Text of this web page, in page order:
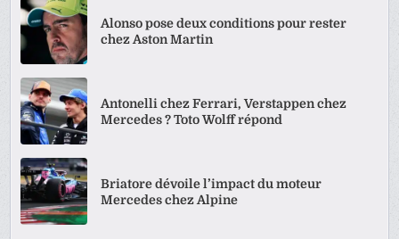
Alonso pose deux conditions pour rester
chez Aston Martin
Antonelli chez Ferrari, Verstappen chez
Mercedes ? Toto Wolff répond
Briatore dévoile l’impact du moteur
Mercedes chez Alpine